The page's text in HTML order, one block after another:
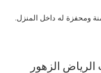
ومحفزة له داخل المنزل.
الزهور